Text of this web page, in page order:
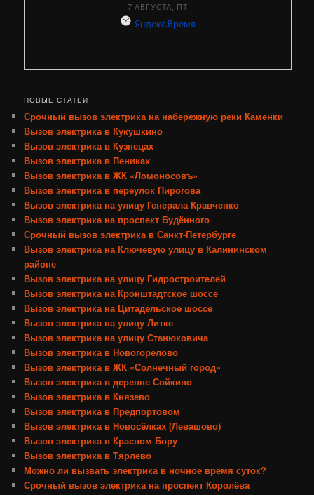
НОВЫЕ СТАТЬИ
Срочный вызов электрика на набережную реки Каменки
Вызов электрика в Кукушкино
Вызов электрика в Кузнецах
Вызов электрика в Пениках
Вызов электрика в ЖК «Ломоносовъ»
Вызов электрика в переулок Пирогова
Вызов электрика на улицу Генерала Кравченко
Вызов электрика на проспект Будённого
Срочный вызов электрика в Санкт-Петербурге
Вызов электрика на Ключевую улицу в Калининском
районе
Вызов электрика на улицу Гидростроителей
Вызов электрика на Кронштадтское шоссе
Вызов электрика на Цитадельское шоссе
Вызов электрика на улицу Литке
Вызов электрика на улицу Станюковича
Вызов электрика в Новогорелово
Вызов электрика в ЖК «Солнечный город»
Вызов электрика в деревне Сойкино
Вызов электрика в Князево
Вызов электрика в Предпортовом
Вызов электрика в Новосёлках (Левашово)
Вызов электрика в Красном Бору
Вызов электрика в Тярлево
Можно ли вызвать электрика в ночное время суток?
Срочный вызов электрика на проспект Королёва